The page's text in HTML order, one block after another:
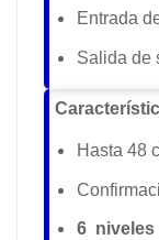
Entrada
Salida de
Hasta 48
6